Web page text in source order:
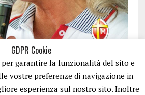
GDPR Cookie
garantire la funzionalità del sito e
vostre preferenze di navigazione in
esperienza sul nostro sito. Inoltre